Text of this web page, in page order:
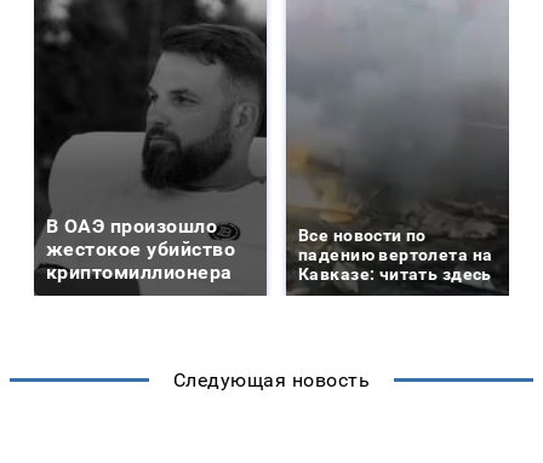
В ОАЭ произошло
жестокое убийство
криптомиллионера
Все новости по
падению вертолета на
Кавказе: читать здесь
Следующая новость